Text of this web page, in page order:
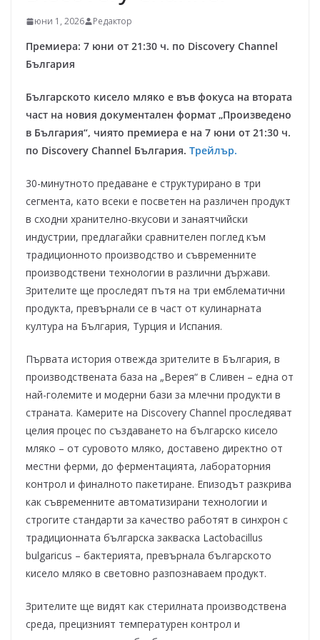
юни 1, 2026 Редактор
Премиера: 7 юни от 21:30 ч. по Discovery Channel
България
Българското кисело мляко е във фокуса на втората
част на новия документален формат „Произведено
в България“, чиято премиера е на 7 юни от 21:30 ч.
по Discovery Channel България. Трейлър.
30-минутното предаване е структурирано в три
сегмента, като всеки е посветен на различен продукт
в сходни хранително-вкусови и занаятчийски
индустрии, предлагайки сравнителен поглед към
традиционното производство и съвременните
производствени технологии в различни държави.
Зрителите ще проследят пътя на три емблематични
продукта, превърнали се в част от кулинарната
култура на България, Турция и Испания.
Първата история отвежда зрителите в България, в
производствената база на „Верея“ в Сливен – една от
най-големите и модерни бази за млечни продукти в
страната. Камерите на Discovery Channel проследяват
целия процес по създаването на българско кисело
мляко – от суровото мляко, доставено директно от
местни ферми, до ферментацията, лабораторния
контрол и финалното пакетиране. Епизодът разкрива
как съвременните автоматизирани технологии и
строгите стандарти за качество работят в синхрон с
традиционната българска закваска Lactobacillus
bulgaricus – бактерията, превърнала българското
кисело мляко в световно разпознаваем продукт.
Зрителите ще видят как стерилната производствена
среда, прецизният температурен контрол и